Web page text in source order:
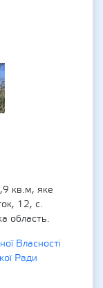
кв.м, яке
12, с.
область.
Власності
Ради